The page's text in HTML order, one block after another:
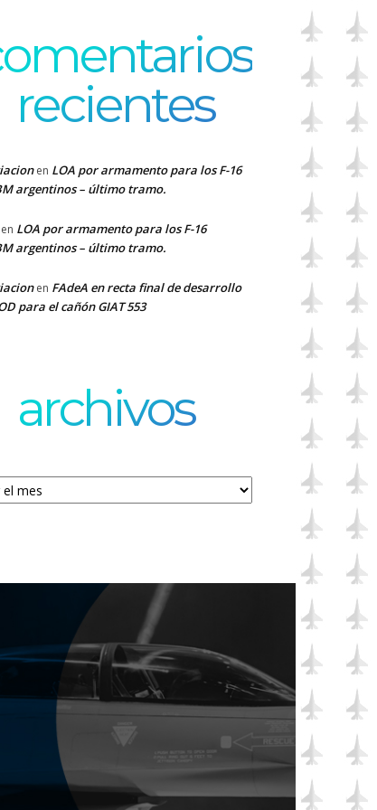
recientes
en LOA por armamento para los F-16
argentinos – último tramo.
en LOA por armamento para los F-16
argentinos – último tramo.
en FAdeA en recta final de desarrollo
para el cañón GIAT 553
archivos